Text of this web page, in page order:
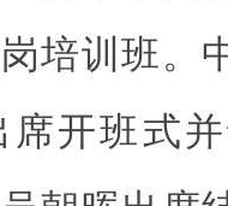
培训班。
开班式